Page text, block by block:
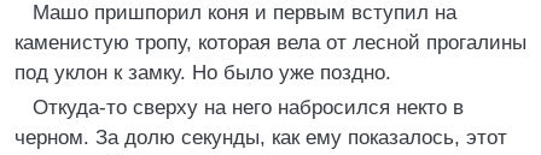
Машо пришпорил коня и первым вступил на
каменистую тропу, которая вела от лесной прогалины
под уклон к замку. Но было уже поздно.
Откуда-то сверху на него набросился некто в
черном. За долю секунды, как ему показалось, этот